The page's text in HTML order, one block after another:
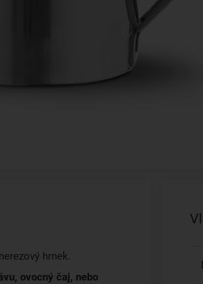
hrnek.
ovocný čaj, nebo